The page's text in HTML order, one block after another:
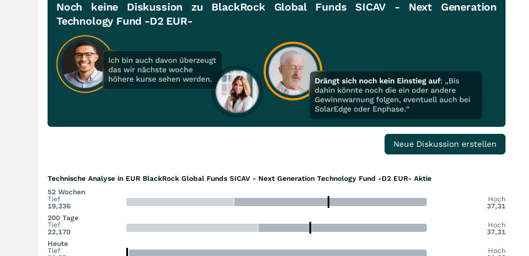
Noch keine Diskussion zu BlackRock Global Funds SICAV - Next Generation
Technology Fund -D2 EUR-
Neue Diskussion erstellen
Technische Analyse in EUR BlackRock Global Funds SICAV - Next Generation Technology Fund -D2 EUR- Aktie
52 Wochen
Tief
19,336
Hoch
37,31
200 Tage
Tief
22,170
Hoch
37,31
Heute
Tief
Hoch